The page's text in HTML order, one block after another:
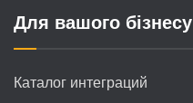
Для вашого бізнесу
Каталог интеграций